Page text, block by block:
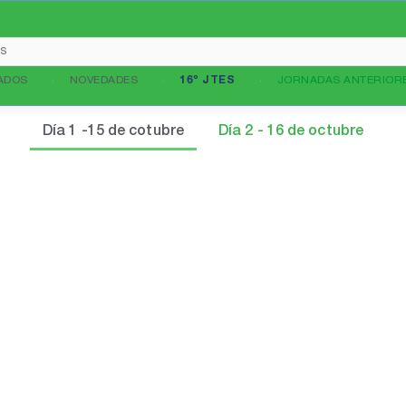
NOVEDADES 16º JTES JORNADAS
Día 1 -15 de cotubre Día 2 - 16 de octubre